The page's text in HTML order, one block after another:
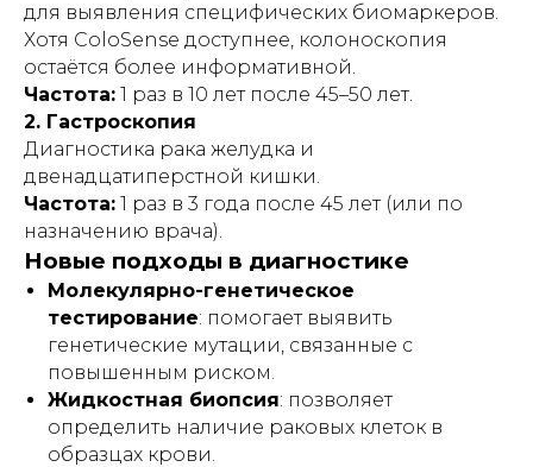
для выявления специфических биомаркеров.
Хотя ColoSense доступнее, колоноскопия
остаётся более информативной.
Частота: 1 раз в 10 лет после 45–50 лет.
2. Гастроскопия
Диагностика рака желудка и
двенадцатиперстной кишки.
Частота: 1 раз в 3 года после 45 лет (или по
назначению врача).
Новые подходы в диагностике
Молекулярно-генетическое
тестирование: помогает выявить
генетические мутации, связанные с
повышенным риском.
Жидкостная биопсия: позволяет
определить наличие раковых клеток в
образцах крови.
Кровати и иное оборудование
предоставляются в прокат (аренду)
исключительно для использования в
жилых помещениях (квартирах, жилых
домах), находящихся в собственности
либо на ином законном основании во
владении физического лица -
арендатора.
Прокат (аренда) оборудования
осуществляется :
– в интересах юридических лиц;
– для использования в медицинских
организациях, пансионатах,
организациях социального
обслуживания, хосписах, а также иных
учреждениях, в которых уход за
гражданами осуществляется
сотрудниками (персоналом) таких
учреждений, независимо от формы
собственности и ведомственной
принадлежности.